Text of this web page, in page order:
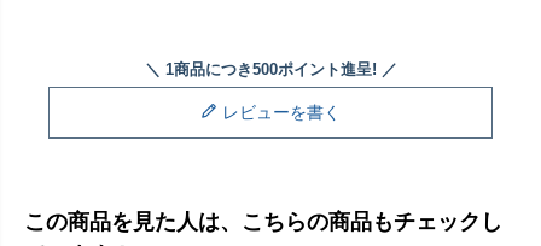
レビューを書く
この商品を見た人は、こちらの商品もチェックし